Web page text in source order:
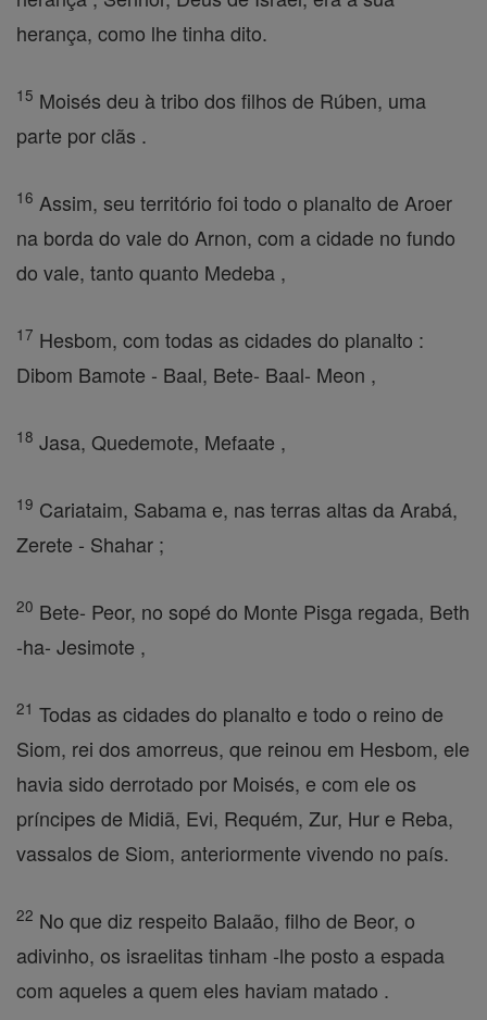
herança, como lhe tinha dito.
15 Moisés deu à tribo dos filhos de Rúben, uma
parte por clãs .
16 Assim, seu território foi todo o planalto de Aroer
na borda do vale do Arnon, com a cidade no fundo
do vale, tanto quanto Medeba ,
17 Hesbom, com todas as cidades do planalto :
Dibom Bamote - Baal, Bete- Baal- Meon ,
18 Jasa, Quedemote, Mefaate ,
19 Cariataim, Sabama e, nas terras altas da Arabá,
Zerete - Shahar ;
20 Bete- Peor, no sopé do Monte Pisga regada, Beth
-ha- Jesimote ,
21 Todas as cidades do planalto e todo o reino de
Siom, rei dos amorreus, que reinou em Hesbom, ele
havia sido derrotado por Moisés, e com ele os
príncipes de Midiã, Evi, Requém, Zur, Hur e Reba,
vassalos de Siom, anteriormente vivendo no país.
22 No que diz respeito Balaão, filho de Beor, o
adivinho, os israelitas tinham -lhe posto a espada
com aqueles a quem eles haviam matado .